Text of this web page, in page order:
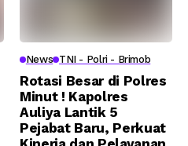
News TNI - Polri - Brimob
Rotasi Besar di Polres
Minut ! Kapolres
Auliya Lantik 5
Pejabat Baru, Perkuat